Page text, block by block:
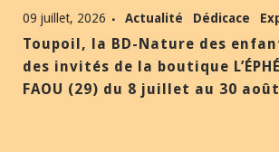
09 juillet, 2026 Actualité Dédicace
Toupoil, la BD-Nature des
des invités de la boutique
FAOU (29) du 8 juillet au 30